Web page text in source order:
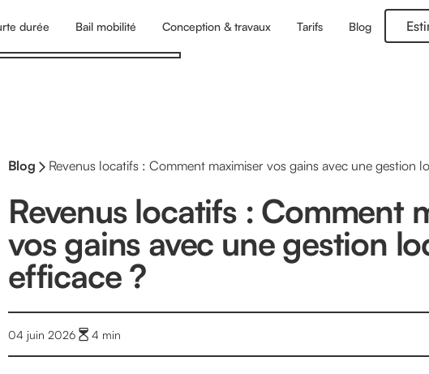
durée Bail mobilité Conception & travaux Tarifs Blog
Blog Revenus locatifs : Comment maximiser vos gains avec une gestion
Revenus locatifs : Comment
vos gains avec une gestion
efficace ?
04 juin 2026 4 min